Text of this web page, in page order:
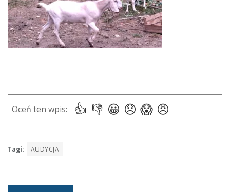
Tagi: AUDYCJA